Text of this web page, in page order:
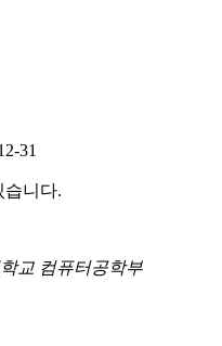
31
습니다.
교 컴퓨터공학부